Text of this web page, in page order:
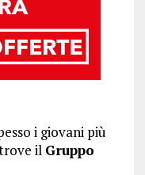
i giovani più
il Gruppo